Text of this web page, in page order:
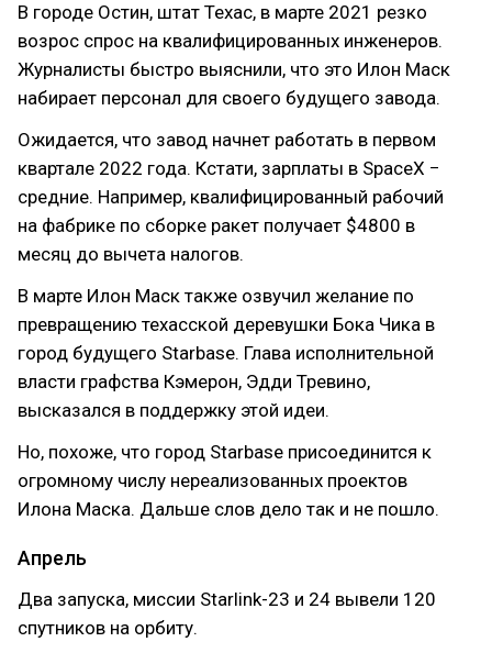
В городе Остин, штат Техас, в марте 2021 резко
возрос спрос на квалифицированных инженеров.
Журналисты быстро выяснили, что это Илон Маск
набирает персонал для своего будущего завода.
Ожидается, что завод начнет работать в первом
квартале 2022 года. Кстати, зарплаты в SpaceX −
средние. Например, квалифицированный рабочий
на фабрике по сборке ракет получает $4800 в
месяц до вычета налогов.
В марте Илон Маск также озвучил желание по
превращению техасской деревушки Бока Чика в
город будущего Starbase. Глава исполнительной
власти графства Кэмерон, Эдди Тревино,
высказался в поддержку этой идеи.
Но, похоже, что город Starbase присоединится к
огромному числу нереализованных проектов
Илона Маска. Дальше слов дело так и не пошло.
Апрель
Два запуска, миссии Starlink-23 и 24 вывели 120
спутников на орбиту.